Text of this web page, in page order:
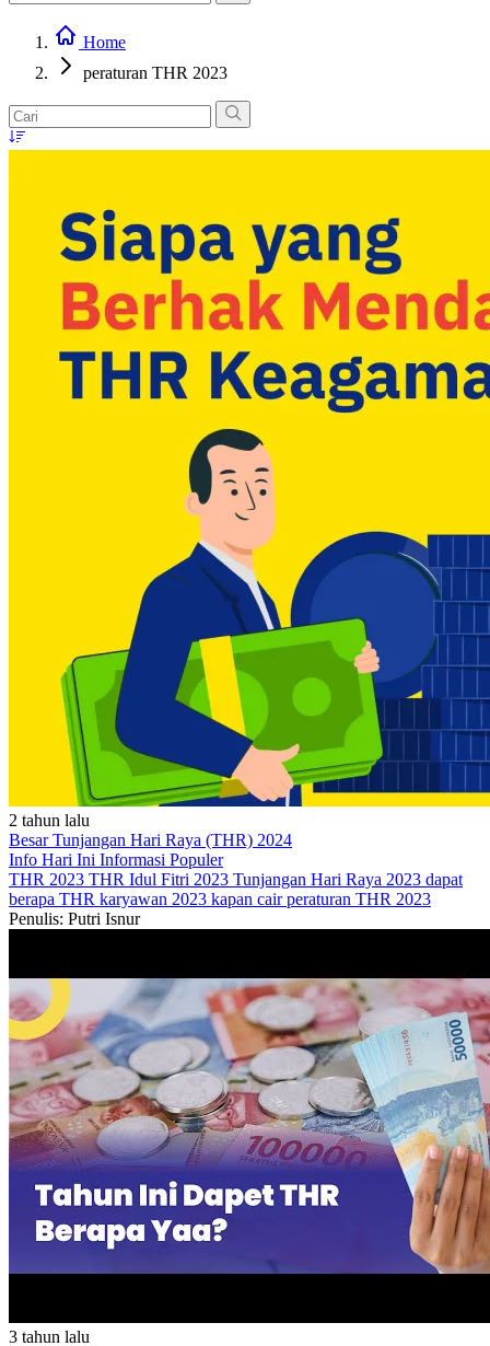
Home
peraturan THR 2023
2 tahun lalu
Besar Tunjangan Hari Raya (THR) 2024
Info Hari Ini Informasi Populer
THR 2023 THR Idul Fitri 2023 Tunjangan Hari Raya 2023 dapat
berapa THR karyawan 2023 kapan cairperaturan THR 2023
Penulis: Putri Isnur
3 tahun lalu